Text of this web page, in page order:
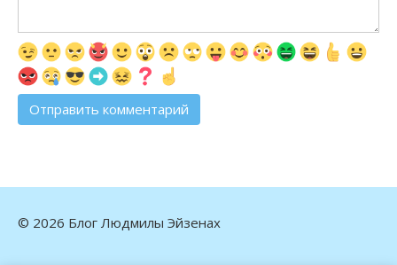
© 2026 Блог Людмилы Эйзенах